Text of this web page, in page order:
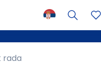
rada